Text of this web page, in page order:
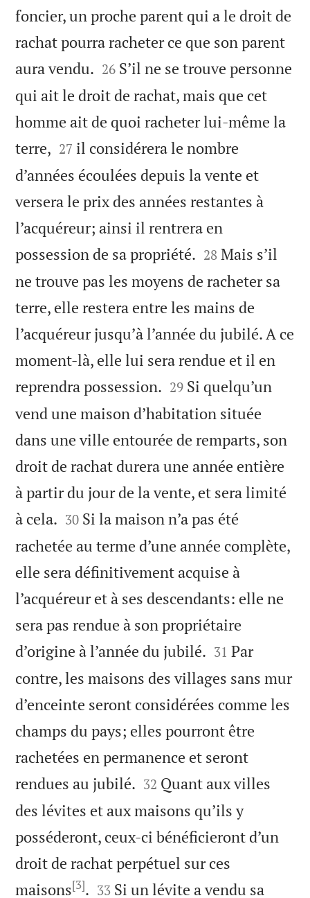
foncier, un proche parent qui a le droit de
rachat pourra racheter ce que son parent
aura vendu. 

26 S’il ne se trouve personne
qui ait le droit de rachat, mais que cet
homme ait de quoi racheter lui-même la
terre, 

27 il considérera le nombre
d’années écoulées depuis la vente et
versera le prix des années restantes à
l’acquéreur; ainsi il rentrera en
possession de sa propriété. 

28 Mais s’il
ne trouve pas les moyens de racheter sa
terre, elle restera entre les mains de
l’acquéreur jusqu’à l’année du jubilé. A ce
moment-là, elle lui sera rendue et il en
reprendra possession. 

29 Si quelqu’un
vend une maison d’habitation située
dans une ville entourée de remparts, son
droit de rachat durera une année entière
à partir du jour de la vente, et sera limité
à cela. 

30 Si la maison n’a pas été
rachetée au terme d’une année complète,
elle sera définitivement acquise à
l’acquéreur et à ses descendants: elle ne
sera pas rendue à son propriétaire
d’origine à l’année du jubilé. 

31 Par
contre, les maisons des villages sans mur
d’enceinte seront considérées comme les
champs du pays; elles pourront être
rachetées en permanence et seront
rendues au jubilé. 

32 Quant aux villes
des lévites et aux maisons qu’ils y
posséderont, ceux-ci bénéficieront d’un
droit de rachat perpétuel sur ces
maisons[3]. 

33 Si un lévite a vendu sa